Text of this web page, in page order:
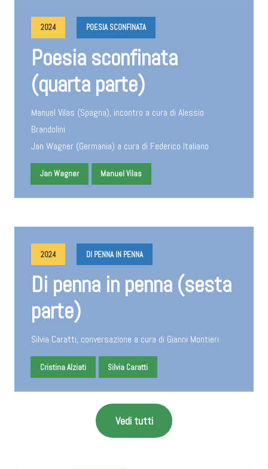
2024 POESIA SCONFINATA
Poesia sconfinata
(quarta parte)
Manuel Vilas (Spagna), incontro a cura di Alessio
Brandolini
Jan Wagner (Germania) a cura di Federico Italiano
Jan Wagner Manuel Vilas
2024 DI PENNA IN PENNA
Di penna in penna (sesta
parte)
Silvia Caratti, conversazione a cura di Gianni Montieri
Cristina Alziati Silvia Caratti
Vedi tutti